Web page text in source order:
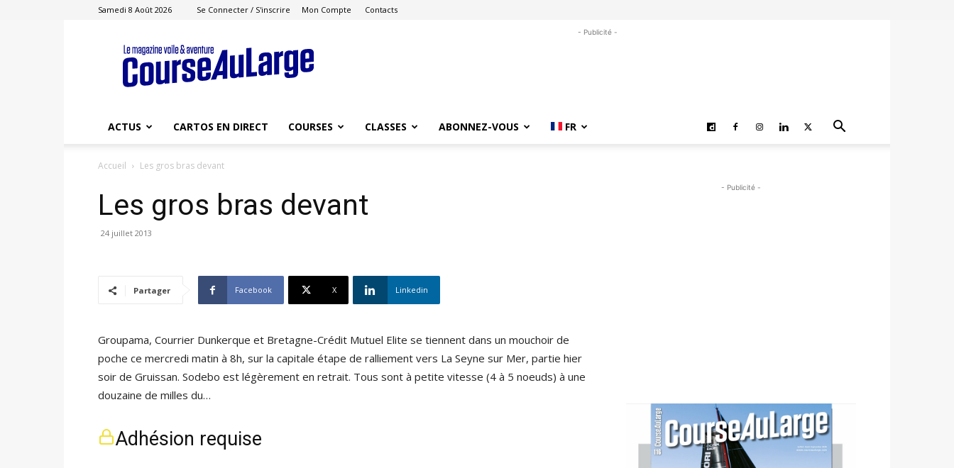
Samedi 8 Août 2026 Se Connecter / S'inscrire Mon Compte Contacts
Course
au
Large
- Publicité -
ACTUS CARTOS EN DIRECT COURSES CLASSES ABONNEZ-VOUS FR
Accueil Les gros bras devant
Les gros bras devant
24 juillet 2013
Partager Facebook X Linkedin
Groupama, Courrier Dunkerque et Bretagne-Crédit Mutuel Elite se tiennent dans un mouchoir de
poche ce mercredi matin à 8h, sur la capitale étape de ralliement vers La Seyne sur Mer, partie hier
soir de Gruissan. Sodebo est légèrement en retrait. Tous sont à petite vitesse (4 à 5 noeuds) à une
douzaine de milles du…
Adhésion requise
- Publicité -